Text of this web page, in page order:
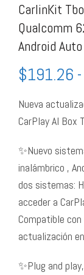
CarlinKit
Qualcomm
Android
$191.26 -
Nueva
CarPlay AI Box
✨Nuevo
inalámbrico ,
dos sistemas:
acceder a
Compatible
actualización
✨Plug and